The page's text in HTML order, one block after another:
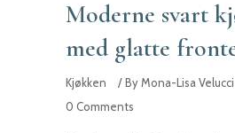
Moderne svart
med glatte
Kjøkken ByMona-Lisa Velucci
0 Comments